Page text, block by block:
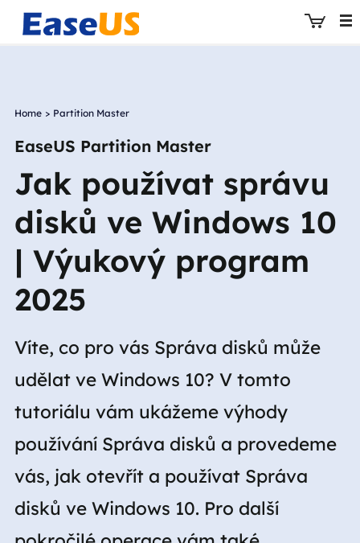
Home > Partition Master
EaseUS Partition Master
Jak používat správu
disků ve Windows 10
| Výukový program
2025
Víte, co pro vás Správa disků může
udělat ve Windows 10? V tomto
tutoriálu vám ukážeme výhody
používání Správa disků a provedeme
vás, jak otevřít a používat Správa
disků ve Windows 10. Pro další